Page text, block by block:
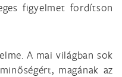
figyelmet fordítson
A mai világban sok
magának az